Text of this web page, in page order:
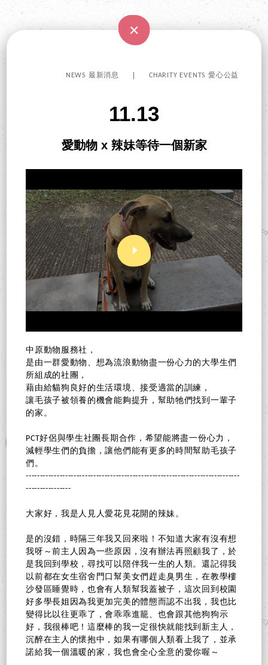
NEWS 最新消息 CHARITY EVENTS 愛心公益
11.13
愛動物 x 辣妹等待一個新家
中原動物服務社，
是由一群愛動物、想為流浪動物盡一份心力的大學生們
所組成的社團，
藉由給貓狗良好的生活環境、接受適當的訓練，
讓毛孩子被領養的機會能夠提升，幫助牠們找到一輩子
的家。
PCT好侶與學生社團長期合作，希望能將盡一份心力，
減輕學生們的負擔，讓他們能有更多的時間幫助毛孩子
們。
----------------------------------------------------------------------------
----------------
大家好，我是人見人愛花見花開的辣妹。
是的沒錯，時隔三年我又回來啦！不知道大家有沒有想
我呀～前主人因為一些原因，沒有辦法再照顧我了，於
是我回到學校，尋找可以陪伴我一生的人類。還記得我
以前都在女生宿舍門口幫美女們趕走臭男生，在教學樓
沙發區睡覺時，也會有人類幫我蓋被子，這次回到校園
好多學長姐因為我更加完美的體態而認不出我，我也比
變得比以往更乖了，會乖乖進籠、也會跟其他狗狗示
好，我很棒吧！這麼棒的我一定很快就能找到新主人，
沉醉在主人的懷抱中，如果有哪個人類看上我了，並承
諾給我一個溫暖的家，我也會全心全意的愛你喔～